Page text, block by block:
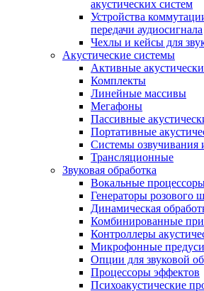
акустических систем
Устройства
передачи аудиосигнала
Чехлы и кейсы для
Акустические системы
Активные
Комплекты
Линейные массивы
Мегафоны
Пассивные
Портативные
Системы озвучивания
Трансляционные
Звуковая обработка
Вокальные
Генераторы розового
Динамическая
Комбинированные
Контроллеры
Микрофонные
Опции для звуковой
Процессоры эффектов
Психоакустические